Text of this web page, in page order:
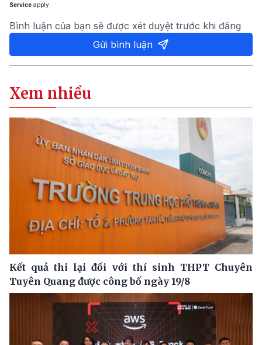
Service apply.
Bình luận của bạn sẽ được xét duyệt trước khi đăng
Gửi bình luận
Xem nhiều
Kết quả thi lại đối với thí sinh THPT Chuyên
Tuyên Quang được công bố ngày 19/8